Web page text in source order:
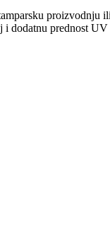
proizvodnju
dodatnu prednost UV